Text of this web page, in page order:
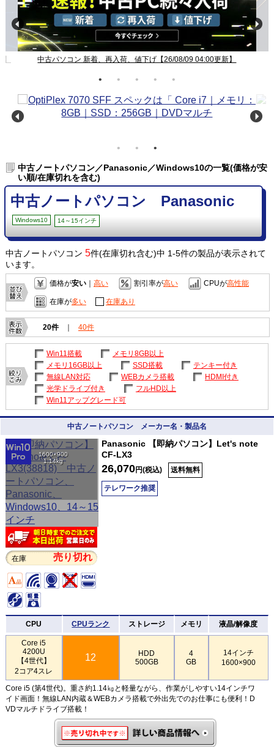
中古パソコン 新着、再入荷、値下げ【26/08/09 04:00更新】
中古ノートパソコン／Panasonic／Windows10の一覧(価格が安
い順/在庫切れを含む)
中古ノートパソコン Panasonic
Windows10 14～15インチ
中古ノートパソコン 5件(在庫切れ含む)中 1-5件の製品が表示されて
います。
価格が安い｜ 高い 割引率が高い CPUが高性能
在庫が多い 在庫あり
20件 ｜ 40件
Win11搭載
メモリ8GB以上
メモリ16GB以上
SSD搭載
テンキー付き
無線LAN対応
WEBカメラ搭載
HDMI付き
光学ドライブ付き
フルHD以上
Win11アップグレード可
中古ノートパソコン メーカー名・製品名
1600×900
1.14kg
在庫 売り切れ
Panasonic 【即納パソコン】Let's note
CF-LX3
26,070円(税込) 送料無料
テレワーク推奨
CPU CPUランク ストレージ メモリ 液晶/解像度
Core i5
4200U
【4世代】
2コア4スレ
12
HDD
500GB
4
GB
14インチ
1600×900
Core i5 (第4世代)。重さ約1.14㎏と軽量ながら、作業がしやすい14インチワ
イド画面！無線LAN内蔵＆WEBカメラ搭載で外出先でのお仕事にも便利！D
VDマルチドライブ搭載！